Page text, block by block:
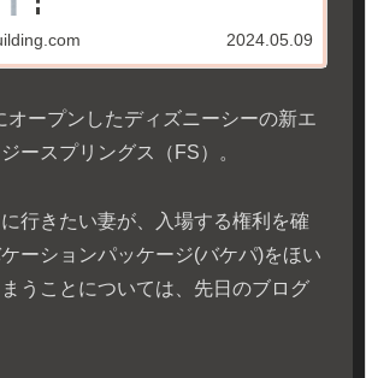
2024.05.09
オープンしたディズニーシーの新エ
ースプリングス（FS）。
行きたい妻が、入場する権利を確
ーションパッケージ(バケパ)をほい
うことについては、先日のブログ